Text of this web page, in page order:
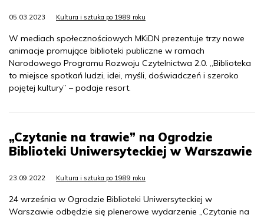
05.03.2023 Kultura i sztuka po 1989 roku
W mediach społecznościowych MKiDN prezentuje trzy nowe
animacje promujące biblioteki publiczne w ramach
Narodowego Programu Rozwoju Czytelnictwa 2.0. „Biblioteka
to miejsce spotkań ludzi, idei, myśli, doświadczeń i szeroko
pojętej kultury” – podaje resort.
„Czytanie na trawie” na Ogrodzie
Biblioteki Uniwersyteckiej w Warszawie
23.09.2022 Kultura i sztuka po 1989 roku
24 września w Ogrodzie Biblioteki Uniwersyteckiej w
Warszawie odbędzie się plenerowe wydarzenie „Czytanie na